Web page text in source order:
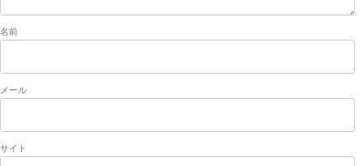
名前
メール
サイト